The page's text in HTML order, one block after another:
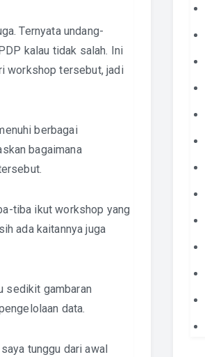
Ternyata undang-
kalau tidak salah. Ini
workshop tersebut, jadi
berbagai
bagaimana
tiba ikut workshop yang
ada kaitannya juga
sedikit gambaran
data.
tunggu dari awal